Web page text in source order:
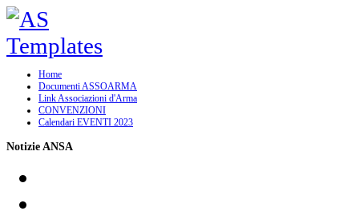
Home
Documenti ASSOARMA
Link Associazioni d'Arma
CONVENZIONI
Calendari EVENTI 2023
Notizie ANSA